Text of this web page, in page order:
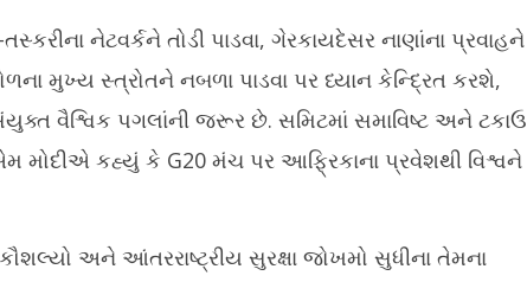
નેટવર્કને તોડી પાડવા, ગેરકાયદેસર નાણાંના પ્રવાહને
મુખ્ય સ્ત્રોતને નબળા પાડવા પર ધ્યાન કેન્દ્રિત કરશે,
વૈશ્વિક પગલાંની જરૂર છે. સમિટમાં સમાવિષ્ટ અને ટકાઉ
મોદીએ કહ્યું કે G20 મંચ પર આફ્રિકાના પ્રવેશથી વિશ્વને
અને આંતરરાષ્ટ્રીય સુરક્ષા જોખમો સુધીના તેમના